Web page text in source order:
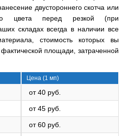
двустороннего скотча или
цвета перед резкой (при
складах всегда в наличии все
стоимость которых вы
площади, затраченной
Цена (1 мп)
от 40 руб.
от 45 руб.
от 60 руб.